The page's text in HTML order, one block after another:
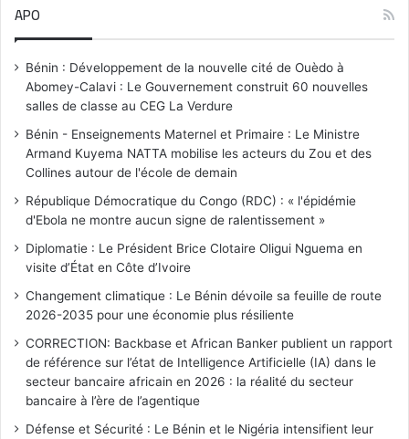
APO
Bénin : Développement de la nouvelle cité de Ouèdo à
Abomey-Calavi : Le Gouvernement construit 60 nouvelles
salles de classe au CEG La Verdure
Bénin - Enseignements Maternel et Primaire : Le Ministre
Armand Kuyema NATTA mobilise les acteurs du Zou et des
Collines autour de l'école de demain
République Démocratique du Congo (RDC) : « l'épidémie
d'Ebola ne montre aucun signe de ralentissement »
Diplomatie : Le Président Brice Clotaire Oligui Nguema en
visite d’État en Côte d’Ivoire
Changement climatique : Le Bénin dévoile sa feuille de route
2026-2035 pour une économie plus résiliente
CORRECTION: Backbase et African Banker publient un rapport
de référence sur l’état de Intelligence Artificielle (IA) dans le
secteur bancaire africain en 2026 : la réalité du secteur
bancaire à l’ère de l’agentique
Défense et Sécurité : Le Bénin et le Nigéria intensifient leur